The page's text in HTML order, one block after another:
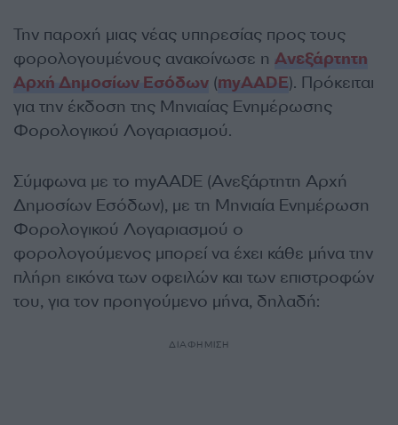
Την παροχή μιας νέας υπηρεσίας προς τους
φορολογουμένους ανακοίνωσε η Ανεξάρτητη
Αρχή Δημοσίων Εσόδων (myAADE). Πρόκειται
για την έκδοση της Μηνιαίας Ενημέρωσης
Φορολογικού Λογαριασμού.
Σύμφωνα με το myAADE (Ανεξάρτητη Αρχή
Δημοσίων Εσόδων), με τη Μηνιαία Ενημέρωση
Φορολογικού Λογαριασμού ο
φορολογούμενος μπορεί να έχει κάθε μήνα την
πλήρη εικόνα των οφειλών και των επιστροφών
του, για τον προηγούμενο μήνα, δηλαδή:
ΔΙΑΦΗΜΙΣΗ